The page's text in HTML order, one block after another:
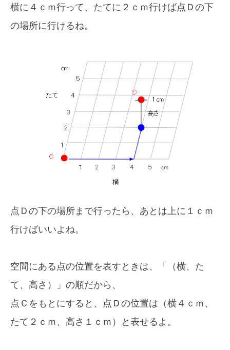
横に４ｃｍ行って、たてに２ｃｍ行けば点Ｄの下
の場所に行けるね。
点Ｄの下の場所まで行ったら、あとは上に１ｃｍ
行けばいいよね。
空間にある点の位置を表すときは、「（横、た
て、高さ）」の順だから、
点Ｃをもとにすると、点Ｄの位置は（横４ｃｍ、
たて２ｃｍ、高さ１ｃｍ）と表せるよ。